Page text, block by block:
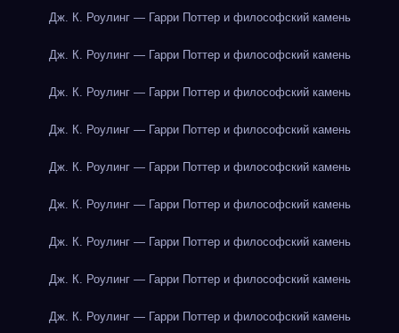
Дж. К. Роулинг — Гарри Поттер и философский камень
Дж. К. Роулинг — Гарри Поттер и философский камень
Дж. К. Роулинг — Гарри Поттер и философский камень
Дж. К. Роулинг — Гарри Поттер и философский камень
Дж. К. Роулинг — Гарри Поттер и философский камень
Дж. К. Роулинг — Гарри Поттер и философский камень
Дж. К. Роулинг — Гарри Поттер и философский камень
Дж. К. Роулинг — Гарри Поттер и философский камень
Дж. К. Роулинг — Гарри Поттер и философский камень